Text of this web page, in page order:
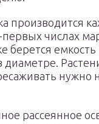
производится
числах
берется емкость
нужно
рассеянное